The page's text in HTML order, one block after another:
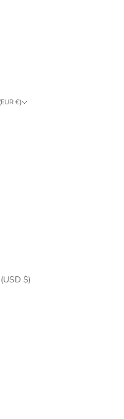
Deutschland (EUR €)
Amerikanische Überseeinseln (USD $)